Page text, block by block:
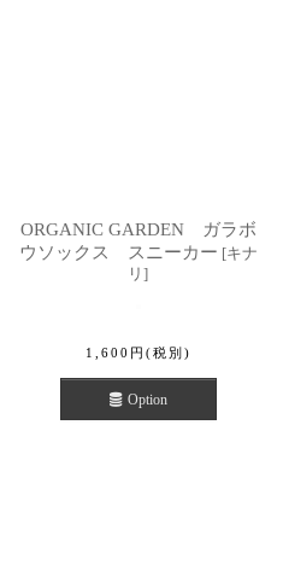
ORGANIC GARDEN ガラボ
ウソックス スニーカー [キナ
リ ]
1,600 円 (税別)
Option